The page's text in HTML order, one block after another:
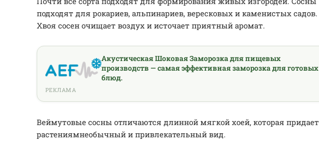
подходят для рокариев, альпинариев, вересковых и каменистых садов.
Хвоя сосен очищает воздух и источает приятный аромат.
Акустическая Шоковая Заморозка для пищевых
производств — самая эффективная заморозка для готовых
блюд.
РЕКЛАМА
Веймутовые сосны отличаются длинной мягкой хоей, которая придает
растениямнеобычный и привлекательный вид.